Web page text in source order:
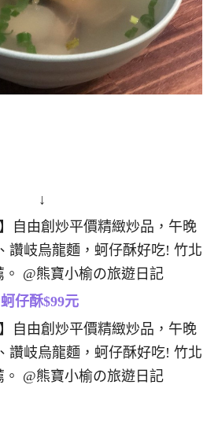
↓
蚵仔酥$99元